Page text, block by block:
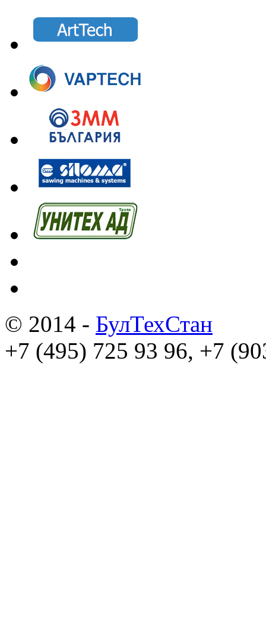
© 2014 - БулТехСтан
+7 (495) 725 93 96, +7